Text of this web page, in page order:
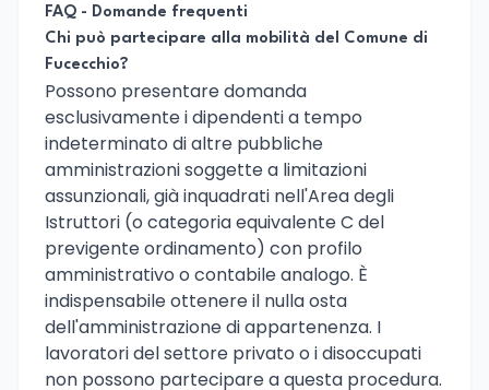
FAQ - Domande frequenti
Chi può partecipare alla mobilità del Comune di
Fucecchio?
Possono presentare domanda
esclusivamente i dipendenti a tempo
indeterminato di altre pubbliche
amministrazioni soggette a limitazioni
assunzionali, già inquadrati nell'Area degli
Istruttori (o categoria equivalente C del
previgente ordinamento) con profilo
amministrativo o contabile analogo. È
indispensabile ottenere il nulla osta
dell'amministrazione di appartenenza. I
lavoratori del settore privato o i disoccupati
non possono partecipare a questa procedura.